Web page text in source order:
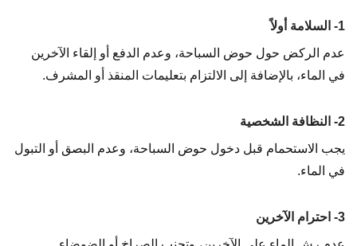
1- السلامة أولاً
عدم الركض حول حوض السباحة، وعدم الدفع أو إلقاء الآخرين
في الماء، بالإضافة إلى الالتزام بتعليمات المنقذ أو المشرف.
2- النظافة الشخصية
يجب الاستحمام قبل دخول حوض السباحة، وعدم البصق أو التبول
في الماء.
3- احترام الآخرين